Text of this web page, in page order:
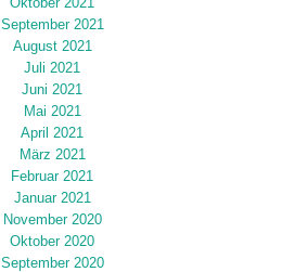
Oktober 2021
September 2021
August 2021
Juli 2021
Juni 2021
Mai 2021
April 2021
März 2021
Februar 2021
Januar 2021
November 2020
Oktober 2020
September 2020